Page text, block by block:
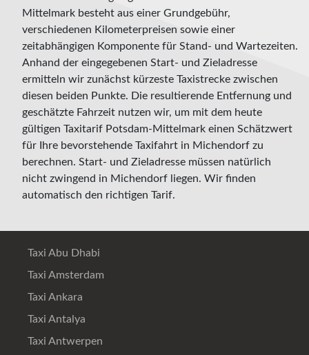
Mittelmark besteht aus einer Grundgebühr,
verschiedenen Kilometerpreisen sowie einer
zeitabhängigen Komponente für Stand- und Wartezeiten.
Anhand der eingegebenen Start- und Zieladresse
ermitteln wir zunächst kürzeste Taxistrecke zwischen
diesen beiden Punkte. Die resultierende Entfernung und
geschätzte Fahrzeit nutzen wir, um mit dem heute
gültigen Taxitarif Potsdam-Mittelmark einen Schätzwert
für Ihre bevorstehende Taxifahrt in Michendorf zu
berechnen. Start- und Zieladresse müssen natürlich
nicht zwingend in Michendorf liegen. Wir finden
automatisch den richtigen Tarif.
Taxi Abu Dhabi
Taxi Amsterdam
Taxi Ankara
Taxi Antalya
Taxi Antwerpen